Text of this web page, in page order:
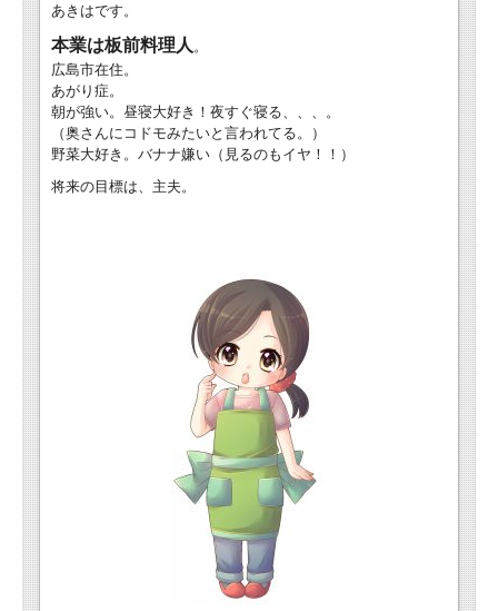
あきはです。
本業は板前料理人 。
広島市在住。
あがり症。
朝が強い。昼寝大好き！夜すぐ寝る、、、。
（奥さんにコドモみたいと言われてる。）
野菜大好き。バナナ嫌い（見るのもイヤ！！）
将来の目標は、主夫。